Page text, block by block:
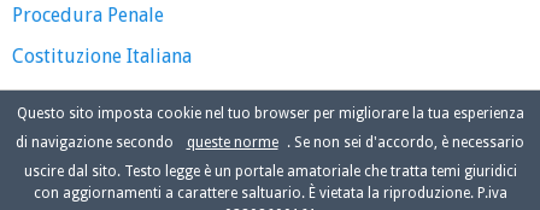
Procedura Penale
Costituzione Italiana
Questo sito imposta cookie nel tuo browser per migliorare la tua esperienza
di navigazione secondo
queste norme
. Se non sei d'accordo, è necessario
uscire dal sito. Testo legge è un portale amatoriale che tratta temi giuridici
con aggiornamenti a carattere saltuario. È vietata la riproduzione. P.iva